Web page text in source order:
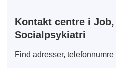
Kontakt centre i
Socialpsykiatri
Find adresser,